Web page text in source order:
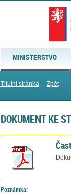
MINISTERSTVO
Titulní stránka| Zpět
DOKUMENT KE
Poznámka: